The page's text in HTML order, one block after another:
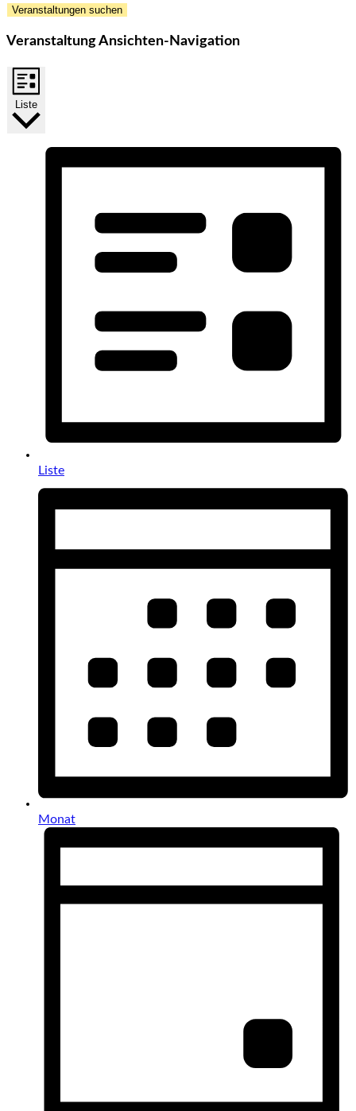
Veranstaltungen suchen
Veranstaltung Ansichten-Navigation
Liste
Liste
Monat